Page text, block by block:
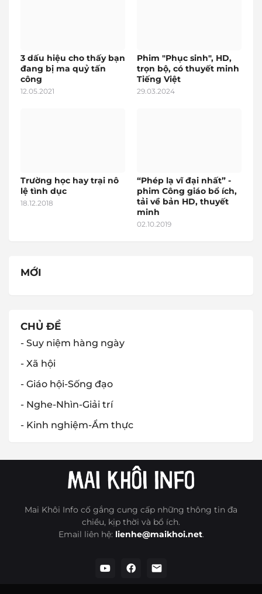
3 dấu hiệu cho thấy bạn
đang bị ma quỷ tấn
công
12.05.2021
Phim "Phục sinh", HD,
trọn bộ, có thuyết minh
Tiếng Việt
29.03.2024
Trường học hay trại nô
lệ tình dục
18.12.2018
“Phép lạ vĩ đại nhất” -
phim Công giáo bổ ích,
tải về bản HD, thuyết
minh
02.10.2019
MỚI
CHỦ ĐỀ
- Suy niệm hàng ngày
- Xã hội
- Giáo hội-Sống đạo
- Nghe-Nhìn-Giải trí
- Kinh nghiệm-Ẩm thực
Mai Khôi Info cố gắng cung cấp những thông tin đa
chiều, kịp thời và bổ ích.
Email liên hệ: lienhe@maikhoi.net.